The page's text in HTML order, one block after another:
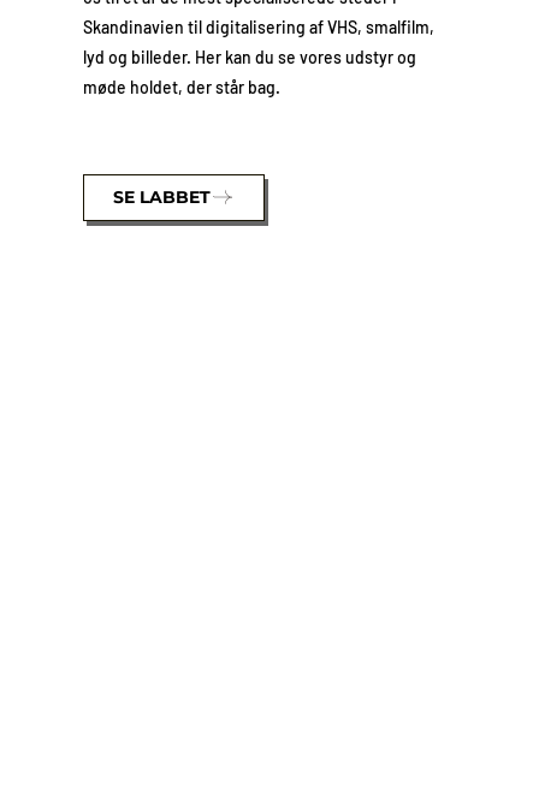
Skandinavien til digitalisering af VHS, smalfilm,
lyd og billeder. Her kan du se vores udstyr og
møde holdet, der står bag.
SE LABBET